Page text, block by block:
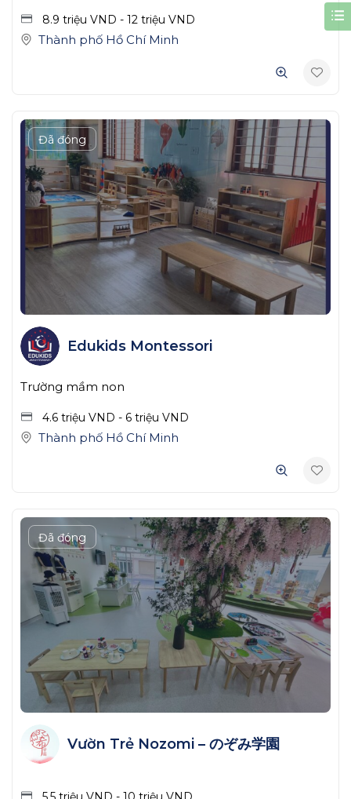
8.9 triệu VND - 12 triệu VND
Thành phố Hồ Chí Minh
Đã đóng
Edukids Montessori
Trường mầm non
4.6 triệu VND - 6 triệu VND
Thành phố Hồ Chí Minh
Đã đóng
Vườn Trẻ Nozomi – のぞみ学園